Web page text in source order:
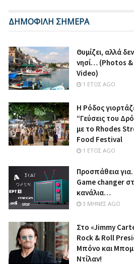
ΔΗΜΟΦΙΛΗ ΣΗΜΕΡΑ
Θυμίζει, αλλά δεν
νησί… (Photos &
Video)
1 ΈΤΟΣ AGO
Η Ρόδος
“Γεύσεις του
με το Rhodes
Food Festival
1 ΈΤΟΣ AGO
Προσπάθεια
Game changer
κανάλια…
3 ΜΉΝΕΣ AGO
Στο «Jimmy
Rock & Roll
Μπόνο και
Ντίλαν!